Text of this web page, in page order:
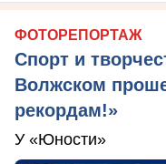
ФОТОРЕПОРТАЖ
Спорт и
Волжском
рекордам!»
У «Юности»